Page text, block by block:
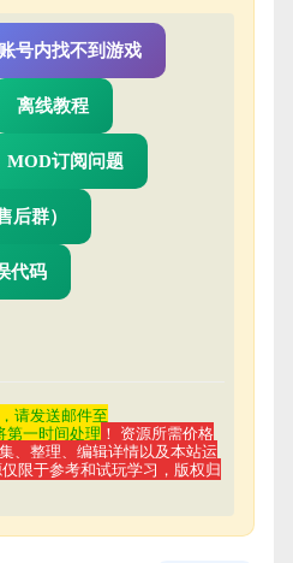
账号内找不到游戏
离线教程
MOD订阅问题
后群）
代码
请发送邮件至
第一时间处理 ！ 资源所需价格
、整理、编辑详情以及本站运
限于参考和试玩学习，版权归